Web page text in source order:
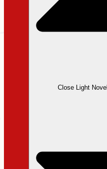
Close Light Novel